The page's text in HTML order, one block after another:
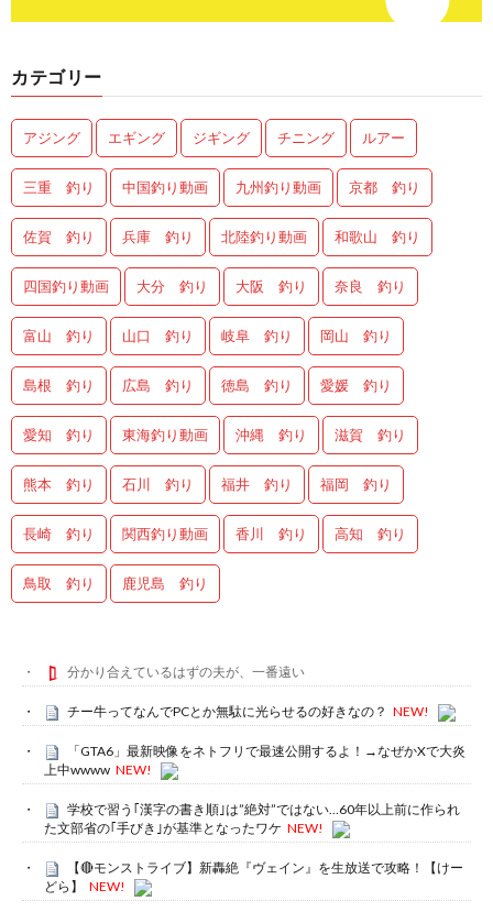
カテゴリー
アジング エギング ジギング チニング ルアー
三重 釣り 中国釣り動画 九州釣り動画 京都 釣り
佐賀 釣り 兵庫 釣り 北陸釣り動画 和歌山 釣り
四国釣り動画 大分 釣り 大阪 釣り 奈良 釣り
富山 釣り 山口 釣り 岐阜 釣り 岡山 釣り
島根 釣り 広島 釣り 徳島 釣り 愛媛 釣り
愛知 釣り 東海釣り動画 沖縄 釣り 滋賀 釣り
熊本 釣り 石川 釣り 福井 釣り 福岡 釣り
長崎 釣り 関西釣り動画 香川 釣り 高知 釣り
鳥取 釣り 鹿児島 釣り
分かり合えているはずの夫が、一番遠い
チー牛ってなんでPCとか無駄に光らせるの好きなの？ NEW!
「GTA6」最新映像をネトフリで最速公開するよ！→なぜかXで大炎
上中wwww NEW!
学校で習う｢漢字の書き順｣は”絶対”ではない…60年以上前に作られ
た文部省の｢手びき｣が基準となったワケ NEW!
【🔴モンストライブ】新轟絶『ヴェイン』を生放送で攻略！【けー
どら】
NEW!